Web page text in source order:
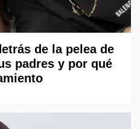
de la pelea de
padres y por qué